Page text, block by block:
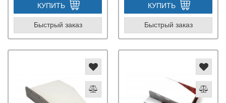
КУПИТЬ
Быстрый заказ
КУПИТЬ
Быстрый заказ